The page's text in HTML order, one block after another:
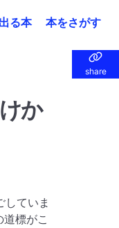
る本 本をさがす
share
share
か
していま
標がこ